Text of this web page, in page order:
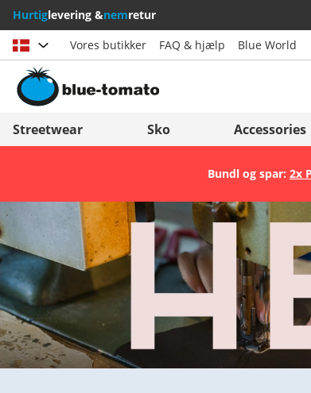
Hurtiglevering &nemretur
Vælg land
Österreich
Suisse (Français)
Svizzera (Italiano)
France
Italia (Italiano)
Italien (Deutsch)
España
Suomi
United Kingdom
Vores butikker FAQ & hjælp Blue World
Streetwear Sko Accessories
Bundl og spar: 2x